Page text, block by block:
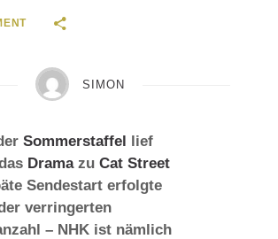
SIMON
Sommerstaffel lief
Dramazu Cat Street
Sendestart erfolgte
verringerten
– NHK ist nämlich